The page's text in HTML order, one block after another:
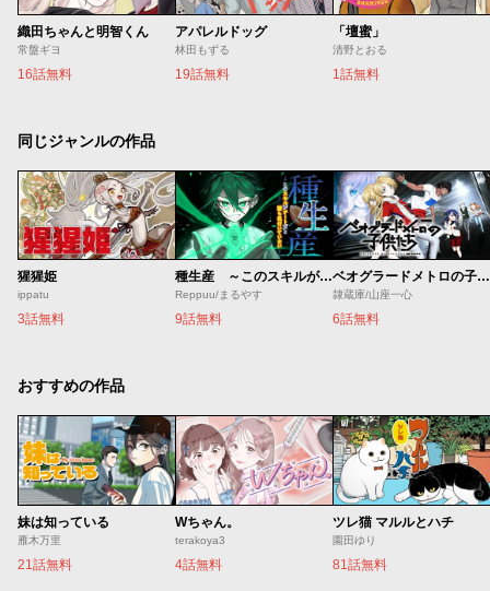
織田ちゃんと明智くん
常盤ギヨ
16話無料
アパレルドッグ
林田もずる
19話無料
「壇蜜」
清野とおる
1話無料
同じジャンルの作品
猩猩姫
ippatu
3話無料
種生産 ～このスキルがチートだとまだ誰も気付いていない～
Reppuu/まるやす
9話無料
ベオグラードメトロの子供たち
隷蔵庫/山座一心
6話無料
おすすめの作品
妹は知っている
雁木万里
21話無料
Wちゃん。
terakoya3
4話無料
ツレ猫 マルルとハチ
園田ゆり
81話無料